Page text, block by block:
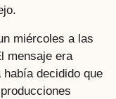
miércoles a las
mensaje era
decidido que